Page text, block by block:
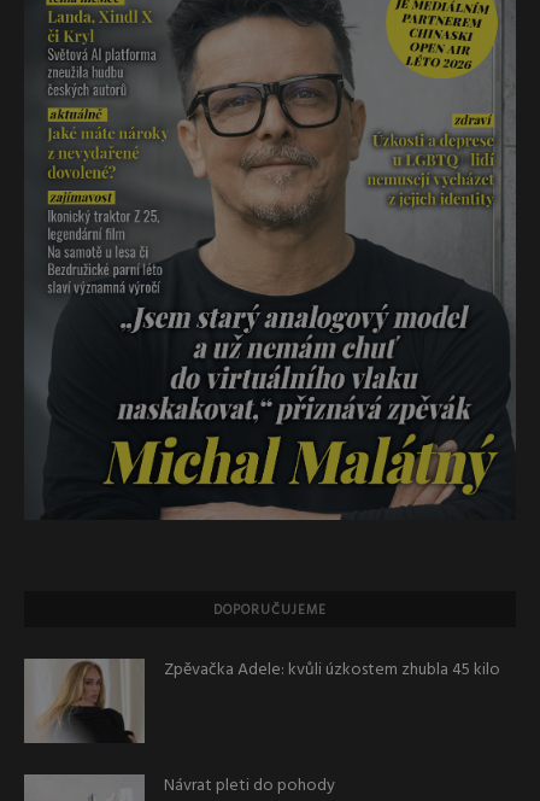
DOPORUČUJEME
Zpěvačka Adele: kvůli úzkostem zhubla 45 kilo
Návrat pleti do pohody